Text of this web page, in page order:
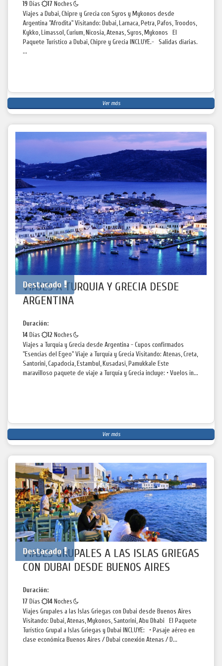
19 Días 17 Noches
Viajes a Dubai, Chipre y Grecia con Syros y Mykonos desde
Argentina "Afrodita" Visitando: Dubai, Larnaca, Petra, Pafos, Troodos,
Kykko, Limassol, Curium, Nicosia, Atenas, Syros, Mykonos El
Paquete Turístico a Dubai, Chipre y Grecia INCLUYE.- Salidas diarias.
...
Ver más
Destacado
VIAJES A TURQUIA Y GRECIA DESDE
ARGENTINA
Duración:
14 Días 12 Noches
Viajes a Turquía y Grecia desde Argentina - Cupos confirmados
"Esencias del Egeo" Viaje a Turquía y Grecia Visitando: Atenas, Creta,
Santorini, Capadocia, Estambul, Kusadasi, Pamukkale Este
maravilloso paquete de viaje a Turquía y Grecia incluye: • Vuelos in...
Ver más
Destacado
VIAJES GRUPALES A LAS ISLAS GRIEGAS
CON DUBAI DESDE BUENOS AIRES
Duración:
17 Días 14 Noches
Viajes Grupales a las Islas Griegas con Dubai desde Buenos Aires
Visitando: Dubai, Atenas, Mykonos, Santorini, Abu Dhabi El Paquete
Turístico Grupal a Islas Griegas y Dubai INCLUYE: • Pasaje aéreo en
clase económica Buenos Aires / Dubai conexión Atenas / D...